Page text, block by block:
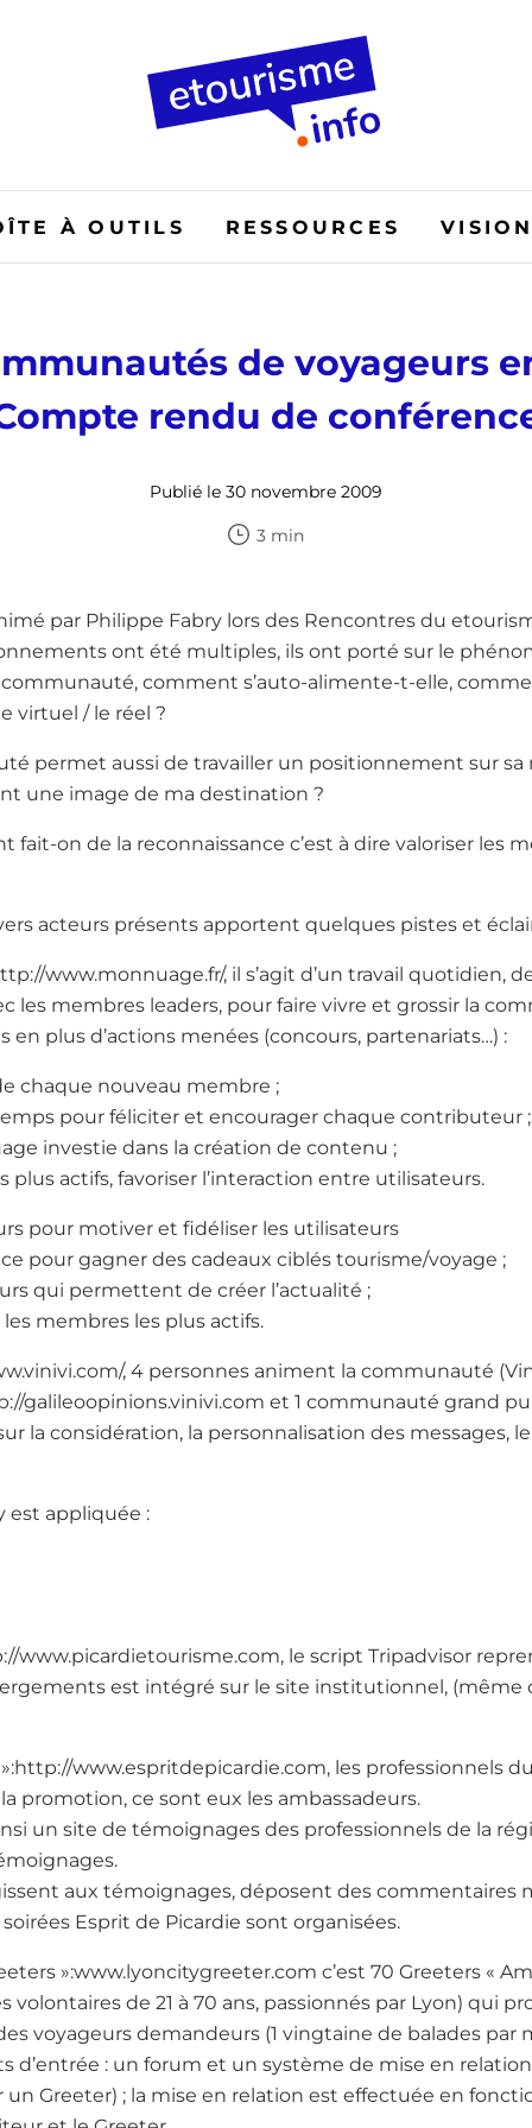
À OUTILS RESSOURCES
de voyageurs
rendu de
Publié le 30 novembre 2009
3 min
par Philippe Fabry lors des Rencontres du
ont été multiples, ils ont porté sur le
comment s’auto-alimente-t-elle,
virtuel / le réel ?
permet aussi de travailler un positionnement sur sa
une image de ma destination ?
fait-on de la reconnaissance c’est à dire valoriser les
acteurs présents apportent quelques pistes et
www.monnuage.fr/, il s’agit d’un travail quotidien,
les membres leaders, pour faire vivre et grossir la
en plus d’actions menées (concours, partenariats…) :
chaque nouveau membre ;
pour féliciter et encourager chaque contributeur ;
investie dans la création de contenu ;
plus actifs, favoriser l’interaction entre utilisateurs.
pour motiver et fidéliser les utilisateurs
pour gagner des cadeaux ciblés tourisme/voyage ;
qui permettent de créer l’actualité ;
membres les plus actifs.
, 4 personnes animent la communauté
galileoopinions.vinivi.com et 1 communauté grand
la considération, la personnalisation des messages,
est appliquée :
www.picardietourisme.com, le script Tripadvisor
est intégré sur le site institutionnel, (même
www.espritdepicardie.com, les professionnels
promotion, ce sont eux les ambassadeurs.
un site de témoignages des professionnels de la
aux témoignages, déposent des commentaires
Esprit de Picardie sont organisées.
»:www.lyoncitygreeter.com c’est 70 Greeters «
volontaires de 21 à 70 ans, passionnés par Lyon) qui
voyageurs demandeurs (1 vingtaine de balades par
d’entrée : un forum et un système de mise en
Greeter) ; la mise en relation est effectuée en